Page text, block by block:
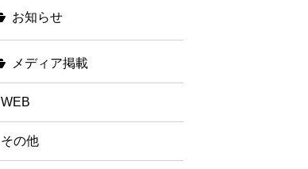
お知らせ
メディア掲載
WEB
その他